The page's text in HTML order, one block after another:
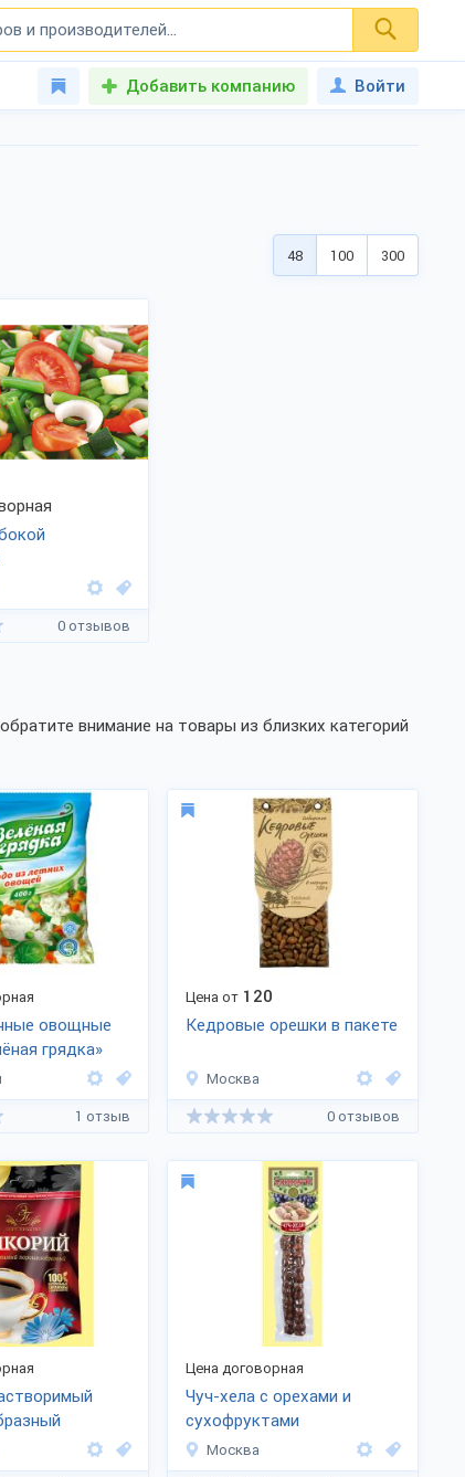
Добавить компанию Войти
48 100 300
0 отзывов
внимание на товары из близких категорий
овощные
грядка»
1 отзыв
Цена от 120
Кедровые орешки в пакете
Москва
0 отзывов
Цена договорная
Чуч-хела с орехами и
сухофруктами
Москва